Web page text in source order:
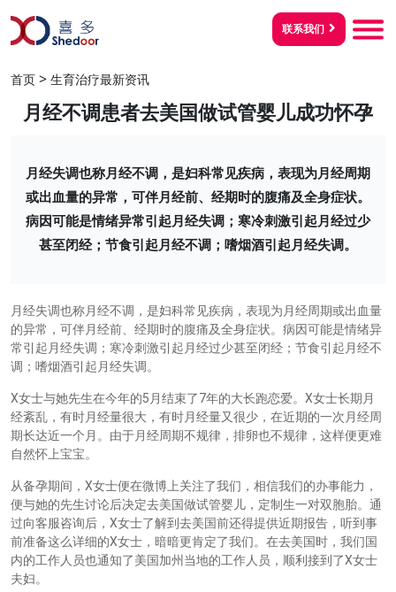
联系我们
首页 > 生育治疗最新资讯
月经不调患者去美国做试管婴儿成功怀孕
月经失调也称月经不调，是妇科常见疾病，表现为月经周期
或出血量的异常，可伴月经前、经期时的腹痛及全身症状。
病因可能是情绪异常引起月经失调；寒冷刺激引起月经过少
甚至闭经；节食引起月经不调；嗜烟酒引起月经失调。
月经失调也称月经不调，是妇科常见疾病，表现为月经周期或出血量
的异常，可伴月经前、经期时的腹痛及全身症状。病因可能是情绪异
常引起月经失调；寒冷刺激引起月经过少甚至闭经；节食引起月经不
调；嗜烟酒引起月经失调。
X女士与她先生在今年的5 月结束了 7年的大长跑恋爱。 X女士长期月
经紊乱，有时月经量很大，有时月经量又很少，在近期的一次月经周
期长达近一个月。由于月经周期不规律，排卵也不规律，这样便更难
自然怀上宝宝。
从备孕期间， X女士便在微博上关注了我们，相信我们的办事能力，
便与她的先生讨论后决定去美国做试管婴儿，定制生一对双胞胎。通
过向客服咨询后， X女士了解到去美国前还得提供近期报告，听到事
前准备这么详细的X女士，暗暗更肯定了我们。在去美国时，我们国
内的工作人员也通知了美国加州当地的工作人员，顺利接到了X女士
夫妇。